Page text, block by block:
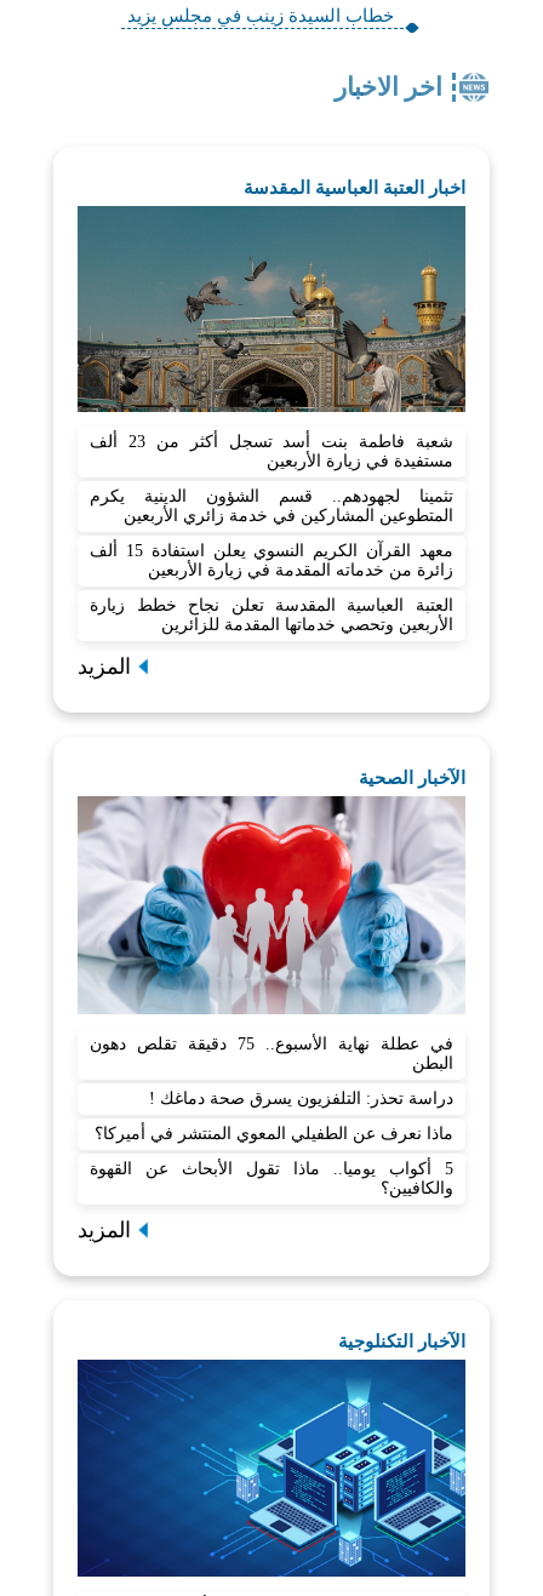
خطاب السيدة زينب في مجلس يزيد
اخر الاخبار
اخبار العتبة العباسية المقدسة
شعبة فاطمة بنت أسد تسجل أكثر من 23 ألف
مستفيدة في زيارة الأربعين
تثمينا لجهودهم.. قسم الشؤون الدينية يكرم
المتطوعين المشاركين في خدمة زائري الأربعين
معهد القرآن الكريم النسوي يعلن استفادة 15 ألف
زائرة من خدماته المقدمة في زيارة الأربعين
العتبة العباسية المقدسة تعلن نجاح خطط زيارة
الأربعين وتحصي خدماتها المقدمة للزائرين
المزيد
الآخبار الصحية
في عطلة نهاية الأسبوع.. 75 دقيقة تقلص دهون
البطن
دراسة تحذر: التلفزيون يسرق صحة دماغك !
ماذا نعرف عن الطفيلي المعوي المنتشر في أميركا؟
5 أكواب يوميا.. ماذا تقول الأبحاث عن القهوة
والكافيين؟
المزيد
الآخبار التكنلوجية